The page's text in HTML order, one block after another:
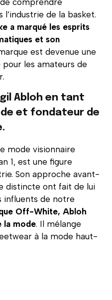
comprendre
l’industrie de la basket.
a marqué les esprits
et son
est devenue une
les amateurs de
Abloh en tant
et fondateur de
mode visionnaire
1, est une figure
Son approche avant-
distincte ont fait de lui
influents de notre
Off-White, Abloh
la mode. Il mélange
à la mode haut-